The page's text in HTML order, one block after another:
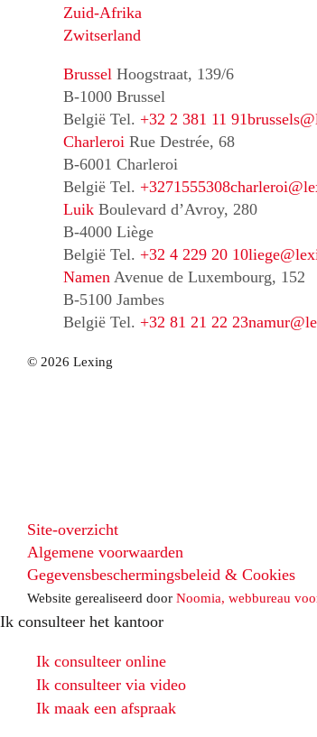
Zuid-Afrika
Zwitserland
Brussel Hoogstraat, 139/6
B-1000 Brussel
België Tel. +32 2 381 11 91
Charleroi Rue Destrée, 68
B-6001 Charleroi
België Tel. +3271555308
Luik Boulevard d’Avroy, 280
B-4000 Liège
België Tel. +32 4 229 20 10
Namen Avenue de Luxembourg, 152
B-5100 Jambes
België Tel. +32 81 21 22 23
© 2026 Lexing
Site-overzicht
Algemene voorwaarden
Gegevensbeschermingsbeleid & Cookies
Website gerealiseerd door Noomia, webbureau
Ik consulteer het kantoor
Ik consulteer online
Ik consulteer via video
Ik maak een afspraak